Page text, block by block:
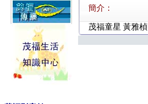
簡介：
茂福童星 黃雅楨